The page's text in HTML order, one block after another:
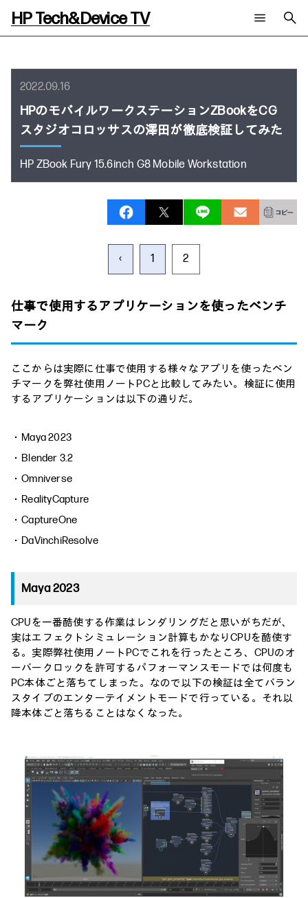
HP Tech&Device TV
チャンネル
AIの進化と活用事例
サイバーセキュリティ
教育とテクノロジー
タグ
事例
イベントレポート
AI PC
WXP（DEXツール）
ご相談
メールニュース会員登録
2022.09.16
HPのモバイルワークステーションZBookをCG
スタジオコロッサスの澤田が徹底検証してみた
HP ZBook Fury 15.6inch G8 Mobile Workstation
‹ 1 2
仕事で使用するアプリケーションを使ったベンチ
マーク
ここからは実際に仕事で使用する様々なアプリを使ったベン
チマークを弊社使用ノートPCと比較してみたい。検証に使用
するアプリケーションは以下の通りだ。
・Maya 2023
・Blender 3.2
・Omniverse
・RealityCapture
・CaptureOne
・DaVinchiResolve
Maya 2023
CPUを一番酷使する作業はレンダリングだと思いがちだが、
実はエフェクトシミュレーション計算もかなりCPUを酷使す
る。実際弊社使用ノートPCでこれを行ったところ、CPUのオ
ーバークロックを許可するパフォーマンスモードでは何度も
PC本体ごと落ちてしまった。なので以下の検証は全てバラン
スタイプのエンターテイメントモードで行っている。それ以
降本体ごと落ちることはなくなった。